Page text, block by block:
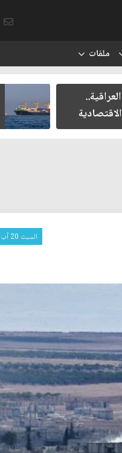
ملفات
الخطابات
العسكري
السبت 20 آب 2016